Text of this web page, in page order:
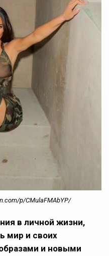
p/CMulaFMAbYP/
в личной жизни,
мир и своих
и новыми